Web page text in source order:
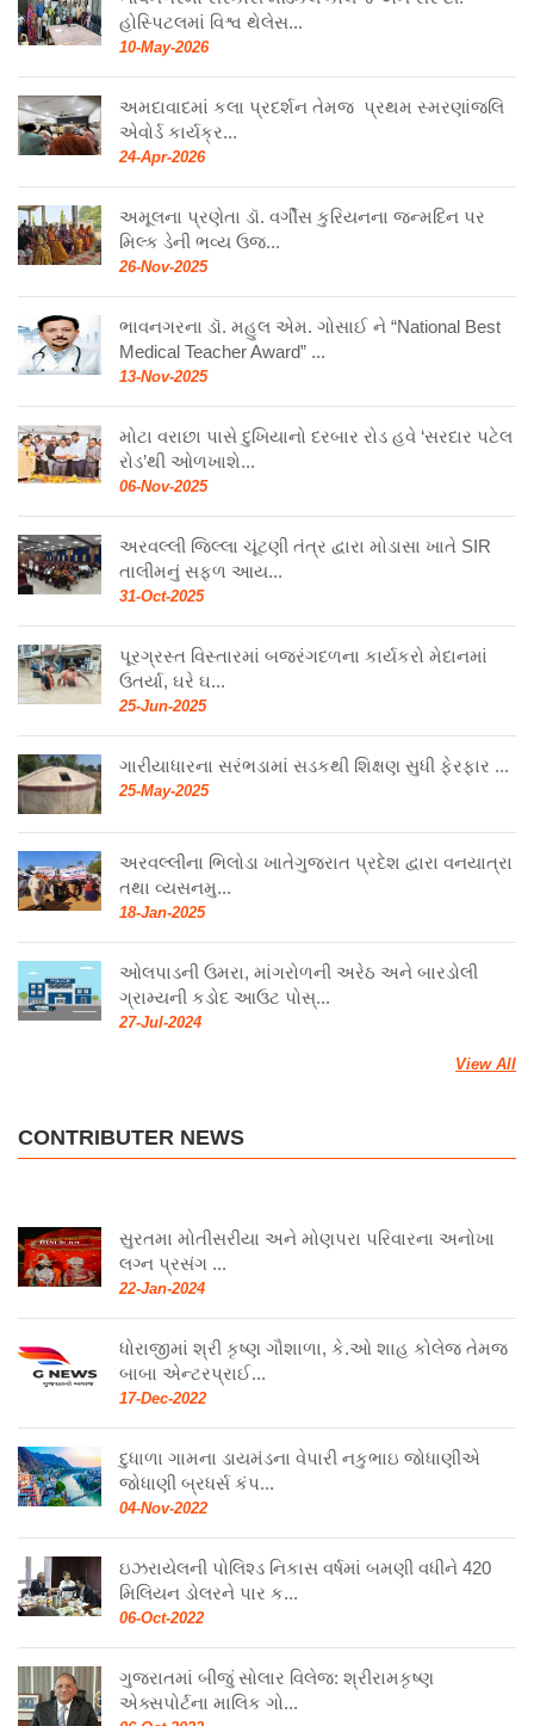
હોસ્પિટલમાં વિશ્વ થેલેસ...
10-May-2026
અમદાવાદમાં કલા પ્રદર્શન તેમજ પ્રથમ સ્મરણાંજલિ
એવોર્ડ કાર્યક્ર...
24-Apr-2026
અમૂલના પ્રણેતા ડૉ. વર્ગીસ કુરિયનના જન્મદિન પર
મિલ્ક ડેની ભવ્ય ઉજ...
26-Nov-2025
ભાવનગરના ડૉ. મહુલ એમ. ગોસાઈ ને “National Best
Medical Teacher Award” ...
13-Nov-2025
મોટા વરાછા પાસે દુખિયાનો દરબાર રોડ હવે ‘સરદાર પટેલ
રોડ’થી ઓળખાશે...
06-Nov-2025
અરવલ્લી જિલ્લા ચૂંટણી તંત્ર દ્વારા મોડાસા ખાતે SIR
તાલીમનું સફળ આય...
31-Oct-2025
પૂરગ્રસ્ત વિસ્તારમાં બજરંગદળના કાર્યકરો મેદાનમાં
ઉતર્યા, ઘરે ઘ...
25-Jun-2025
ગારીયાધારના સરંભડામાં સડકથી શિક્ષણ સુધી ફેરફાર ...
25-May-2025
અરવલ્લીના ભિલોડા ખાતેગુજરાત પ્રદેશ દ્વારા વનયાત્રા
તથા વ્યસનમુ...
18-Jan-2025
ઓલપાડની ઉમરા, માંગરોળની અરેઠ અને બારડોલી
ગ્રામ્યની કડોદ આઉટ પોસ્...
27-Jul-2024
View All
CONTRIBUTER NEWS
સુરતમા મોતીસરીયા અને મોણપરા પરિવારના અનોખા
લગ્ન પ્રસંગ ...
22-Jan-2024
ધોરાજીમાં શ્રી કૃષ્ણ ગૌશાળા, કે.ઓ શાહ કોલેજ તેમજ
બાબા એન્ટરપ્રાઈ...
17-Dec-2022
દુધાળા ગામના ડાયમંડના વેપારી નકુભાઇ જોધાણીએ
જોધાણી બ્રધર્સ કંપ...
04-Nov-2022
ઇઝરાયેલની પોલિશ્ડ નિકાસ વર્ષમાં બમણી વધીને 420
મિલિયન ડોલરને પાર ક...
06-Oct-2022
ગુજરાતમાં બીજું સોલાર વિલેજ: શ્રીરામકૃષ્ણ
એક્સપોર્ટના માલિક ગો...